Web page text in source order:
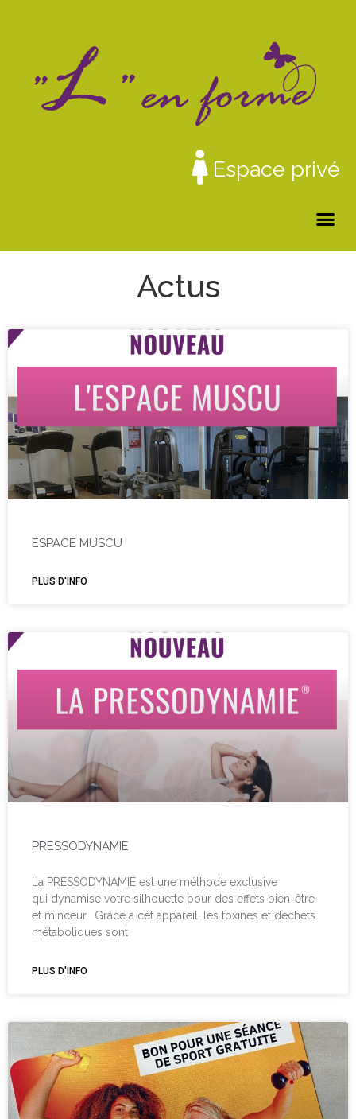
Espace privé
Actus
ESPACE MUSCU
PLUS D'INFO
PRESSODYNAMIE
La PRESSODYNAMIE est une méthode exclusive
qui dynamise votre silhouette pour des effets bien-être
et minceur. Grâce à cet appareil, les toxines et déchets
métaboliques sont
PLUS D'INFO